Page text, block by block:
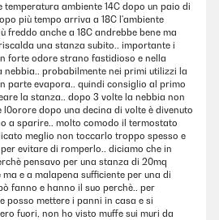
temperatura ambiente 14C dopo un paio di
più tempo arriva a 18C l'ambiente
freddo anche a 18C andrebbe bene ma
una stanza subito.. importante i
forte odore strano fastidioso e nella
nebbia.. probabilmente nei primi utilizzi la
parte evapora.. quindi consiglio al primo
la stanza.. dopo 3 volte la nebbia non
l0orore dopo una decina di volte è divenuto
a sparire.. molto comodo il termostato
meglio non toccarlo troppo spesso e
evitare di romperlo.. diciamo che in
pensavo per una stanza di 20mq
e a malapena sufficiente per una di
fanno e hanno il suo perchè.. per
posso mettere i panni in casa e si
fuori, non ho visto muffe sui muri da